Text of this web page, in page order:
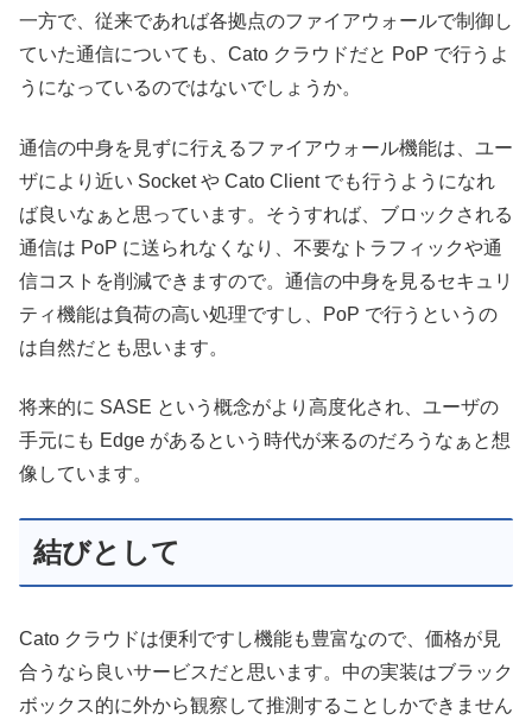
一方で、従来であれば各拠点のファイアウォールで制御し
ていた通信についても、Cato クラウドだと PoP で行うよ
うになっているのではないでしょうか。
通信の中身を見ずに行えるファイアウォール機能は、ユー
ザにより近い Socket や Cato Client でも行うようになれ
ば良いなぁと思っています。そうすれば、ブロックされる
通信は PoP に送られなくなり、不要なトラフィックや通
信コストを削減できますので。通信の中身を見るセキュリ
ティ機能は負荷の高い処理ですし、PoP で行うというの
は自然だとも思います。
将来的に SASE という概念がより高度化され、ユーザの
手元にも Edge があるという時代が来るのだろうなぁと想
像しています。
結びとして
Cato クラウドは便利ですし機能も豊富なので、価格が見
合うなら良いサービスだと思います。中の実装はブラック
ボックス的に外から観察して推測することしかできません